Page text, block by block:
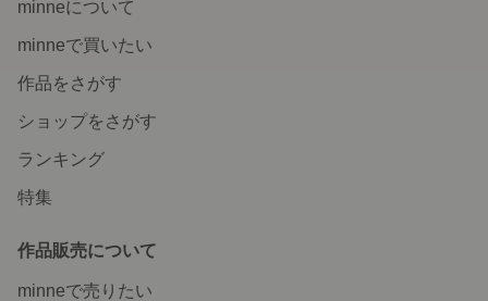
minneについて
minneで買いたい
作品をさがす
ショップをさがす
ランキング
特集
作品販売について
minneで売りたい